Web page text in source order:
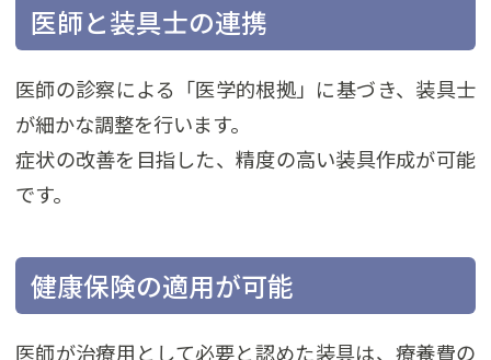
医師と装具士の連携
医師の診察による「医学的根拠」に基づき、装具士
が細かな調整を行います。
症状の改善を目指した、精度の高い装具作成が可能
です。
健康保険の適用が可能
医師が治療用として必要と認めた装具は、療養費の